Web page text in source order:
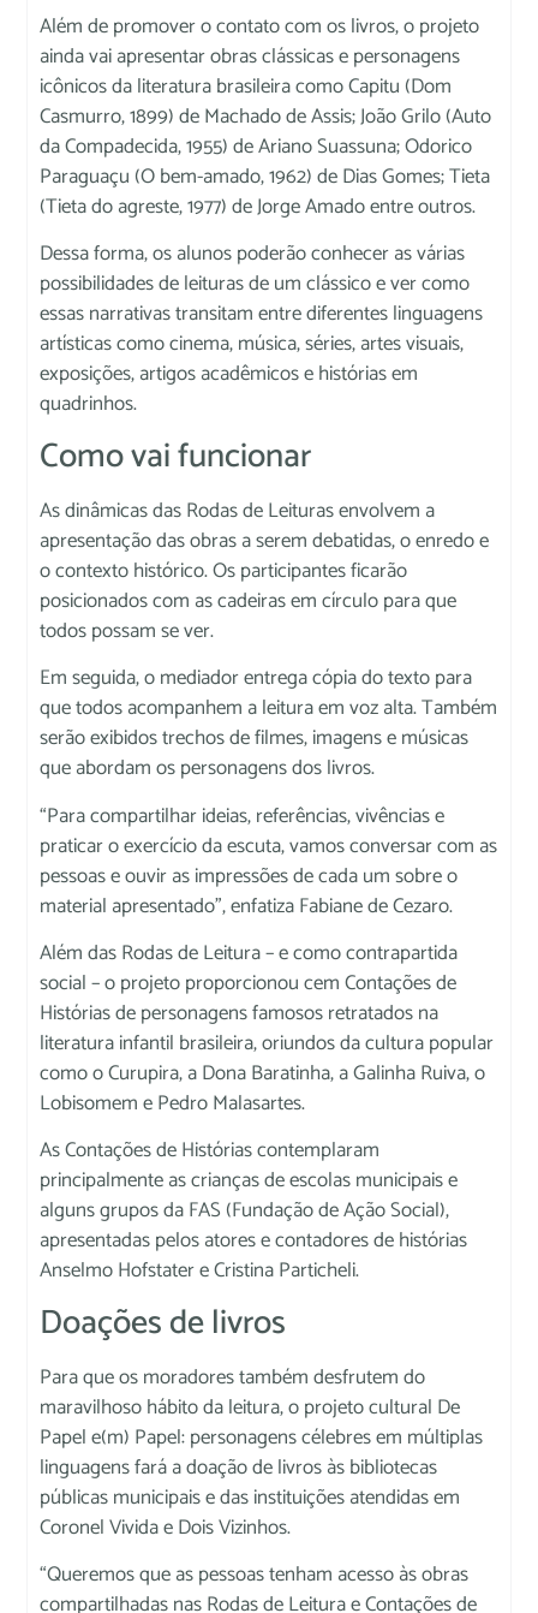
Além de promover o contato com os livros, o projeto
ainda vai apresentar obras clássicas e personagens
icônicos da literatura brasileira como Capitu (Dom
Casmurro, 1899) de Machado de Assis; João Grilo (Auto
da Compadecida, 1955) de Ariano Suassuna; Odorico
Paraguaçu (O bem-amado, 1962) de Dias Gomes; Tieta
(Tieta do agreste, 1977) de Jorge Amado entre outros.
Dessa forma, os alunos poderão conhecer as várias
possibilidades de leituras de um clássico e ver como
essas narrativas transitam entre diferentes linguagens
artísticas como cinema, música, séries, artes visuais,
exposições, artigos acadêmicos e histórias em
quadrinhos.
Como vai funcionar
As dinâmicas das Rodas de Leituras envolvem a
apresentação das obras a serem debatidas, o enredo e
o contexto histórico. Os participantes ficarão
posicionados com as cadeiras em círculo para que
todos possam se ver.
Em seguida, o mediador entrega cópia do texto para
que todos acompanhem a leitura em voz alta. Também
serão exibidos trechos de filmes, imagens e músicas
que abordam os personagens dos livros.
“Para compartilhar ideias, referências, vivências e
praticar o exercício da escuta, vamos conversar com as
pessoas e ouvir as impressões de cada um sobre o
material apresentado”, enfatiza Fabiane de Cezaro.
Além das Rodas de Leitura – e como contrapartida
social – o projeto proporcionou cem Contações de
Histórias de personagens famosos retratados na
literatura infantil brasileira, oriundos da cultura popular
como o Curupira, a Dona Baratinha, a Galinha Ruiva, o
Lobisomem e Pedro Malasartes.
As Contações de Histórias contemplaram
principalmente as crianças de escolas municipais e
alguns grupos da FAS (Fundação de Ação Social),
apresentadas pelos atores e contadores de histórias
Anselmo Hofstater e Cristina Particheli.
Doações de livros
Para que os moradores também desfrutem do
maravilhoso hábito da leitura, o projeto cultural De
Papel e(m) Papel: personagens célebres em múltiplas
linguagens fará a doação de livros às bibliotecas
públicas municipais e das instituições atendidas em
Coronel Vivida e Dois Vizinhos.
“Queremos que as pessoas tenham acesso às obras
compartilhadas nas Rodas de Leitura e Contações de